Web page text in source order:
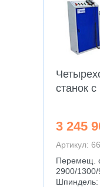
станок
3 245
Артикул:
Перемещ.
2900/
Шпиндель: